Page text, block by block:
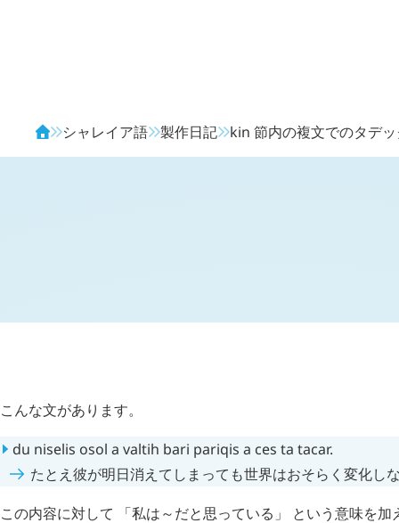
シャレイア語 製作日記 kin 節内の複文でのタデ
こんな文があります。
du niselis osol a valtih bari pariqis a ces ta tacar.
たとえ彼が明日消えてしまっても世界はおそらく変化し
この内容に対して 「私は～だと思っている」 という意味を